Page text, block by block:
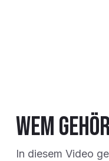
Wem
In diesem Video